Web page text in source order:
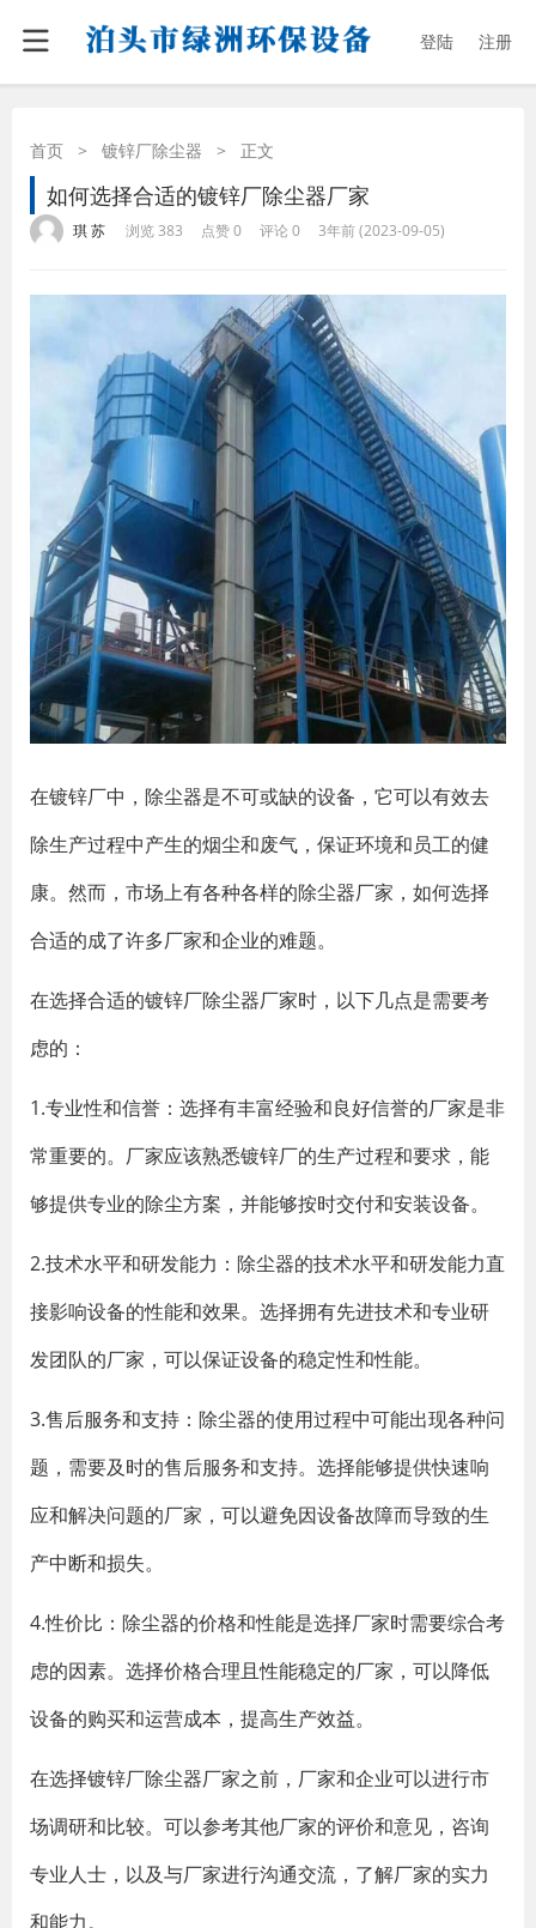
登陆 注册
首页 > 镀锌厂除尘器 > 正文
如何选择合适的镀锌厂除尘器厂家
琪 苏 浏览 383 点赞 0 评论 0 3年前 (2023-09-05)
在镀锌厂中，除尘器是不可或缺的设备，它可以有效去
除生产过程中产生的烟尘和废气，保证环境和员工的健
康。然而，市场上有各种各样的除尘器厂家，如何选择
合适的成了许多厂家和企业的难题。
在选择合适的镀锌厂除尘器厂家时，以下几点是需要考
虑的：
1.专业性和信誉：选择有丰富经验和良好信誉的厂家是非
常重要的。厂家应该熟悉镀锌厂的生产过程和要求，能
够提供专业的除尘方案，并能够按时交付和安装设备。
2.技术水平和研发能力：除尘器的技术水平和研发能力直
接影响设备的性能和效果。选择拥有先进技术和专业研
发团队的厂家，可以保证设备的稳定性和性能。
3.售后服务和支持：除尘器的使用过程中可能出现各种问
题，需要及时的售后服务和支持。选择能够提供快速响
应和解决问题的厂家，可以避免因设备故障而导致的生
产中断和损失。
4.性价比：除尘器的价格和性能是选择厂家时需要综合考
虑的因素。选择价格合理且性能稳定的厂家，可以降低
设备的购买和运营成本，提高生产效益。
在选择镀锌厂除尘器厂家之前，厂家和企业可以进行市
场调研和比较。可以参考其他厂家的评价和意见，咨询
专业人士，以及与厂家进行沟通交流，了解厂家的实力
和能力。